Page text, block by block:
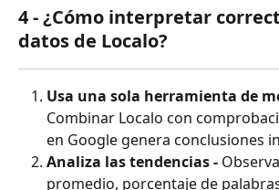
4 - ¿Cómo interpretar
datos de Localo?
Usa una sola herramienta de
Combinar Localo con
en Google genera conclusiones
Analiza las tendencias -
promedio, porcentaje de